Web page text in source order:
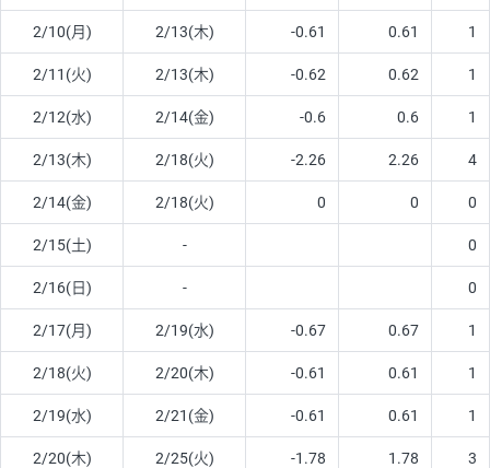
2/10(月) 2/13(木) -0.61 0.61 1
2/11(火) 2/13(木) -0.62 0.62 1
2/12(水) 2/14(金) -0.6 0.6 1
2/13(木) 2/18(火) -2.26 2.26 4
2/14(金) 2/18(火) 0 0 0
2/15(土) - 0
2/16(日) - 0
2/17(月) 2/19(水) -0.67 0.67 1
2/18(火) 2/20(木) -0.61 0.61 1
2/19(水) 2/21(金) -0.61 0.61 1
2/20(木) 2/25(火) -1.78 1.78 3